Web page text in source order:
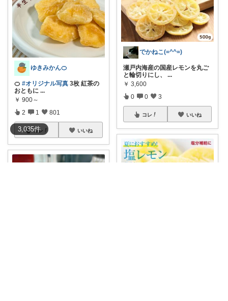
3,035件
ゆきみかん🍊
🍊 #オリジナル写真 3枚 紅茶の
おともに ...
￥ 900～
2 1 801
コレ いいね
でかねこ(=^^=)
瀬戸内海産の国産レモンを丸ご
と輪切りにし、
...
￥ 3,600
0 0 3
コレ いいね